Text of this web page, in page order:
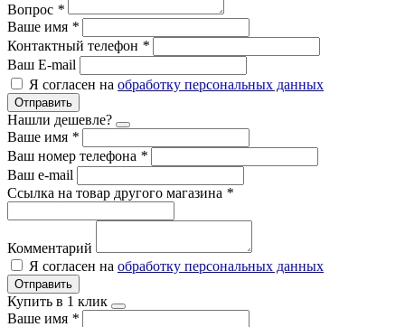
Вопрос *
Ваше имя *
Контактный телефон *
Ваш E-mail
Я согласен на обработку персональных данных
Отправить
Нашли дешевле?
Ваше имя *
Ваш номер телефона *
Ваш e-mail
Ссылка на товар другого магазина *
Комментарий
Я согласен на обработку персональных данных
Отправить
Купить в 1 клик
Ваше имя *